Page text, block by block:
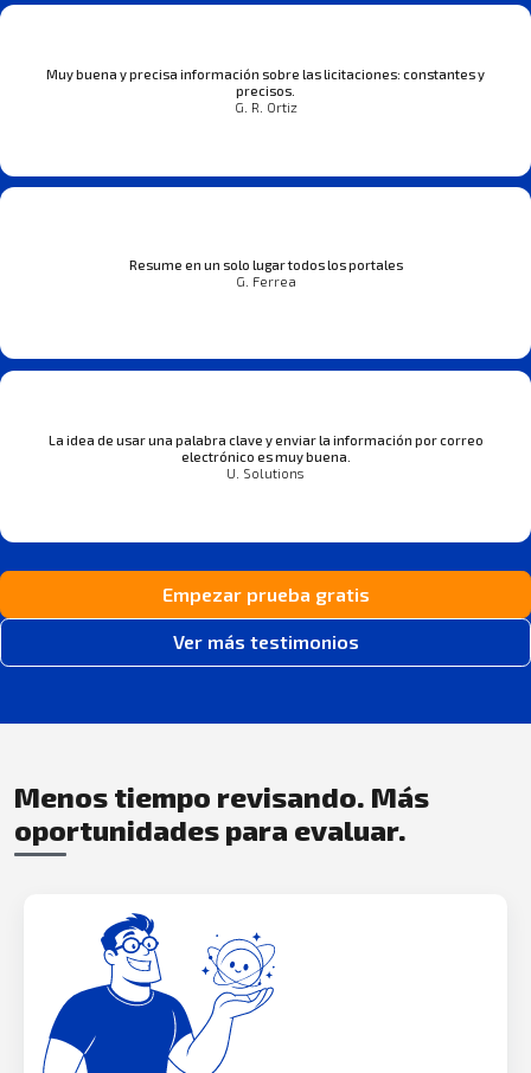
Muy buena y precisa información sobre las licitaciones: constantes y
precisos.
G. R. Ortiz
Resume en un solo lugar todos los portales
G. Ferrea
La idea de usar una palabra clave y enviar la información por correo
electrónico es muy buena.
U. Solutions
Empezar prueba gratis
Ver más testimonios
Menos tiempo revisando. Más
oportunidades para evaluar.